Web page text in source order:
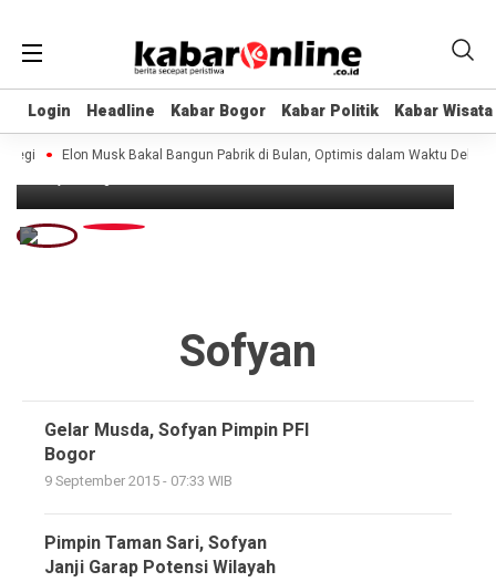
Login Headline Kabar Bogor Kabar Politik Kabar Wisata
Login Headline Kabar Bogor Kabar Politik Kabar Wisata
Elon Musk Bakal Bangun Pabrik di Bulan, Optimis dalam Waktu Dekat
Headline
Pimpin Taman Sari, Sofyan Janji Garap
Potensi Wilayah
Sofyan
Gelar Musda, Sofyan Pimpin PFI
Bogor
9 September 2015 - 07:33 WIB
Pimpin Taman Sari, Sofyan
Janji Garap Potensi Wilayah